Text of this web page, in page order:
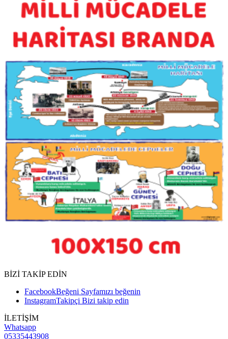
BİZİ TAKİP EDİN
FacebookBeğeni Sayfamızı beğenin
InstagramTakipçi Bizi takip edin
İLETİŞİM
Whatsapp
05335443908